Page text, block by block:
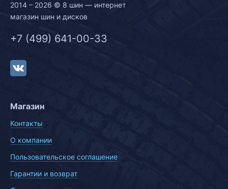
2014 – 2026 © 8 шин — интернет
магазин шин и дисков
+7 (499) 641-00-33
Магазин
Контакты
О компании
Пользовательское соглашение
Гарантии и возврат